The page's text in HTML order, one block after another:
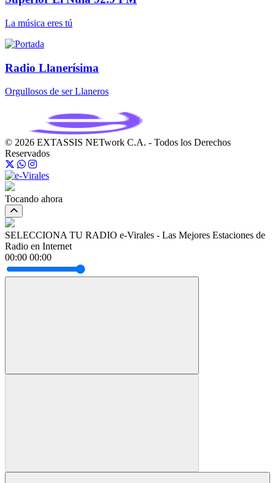
La música eres tú
Radio Llanerísima
Orgullosos de ser Llaneros
© 2026 EXTASSIS NETwork C.A. - Todos los Derechos
Reservados
Tocando ahora
SELECCIONA TU RADIO e-Virales - Las Mejores Estaciones de
Radio en Internet
00:00 00:00